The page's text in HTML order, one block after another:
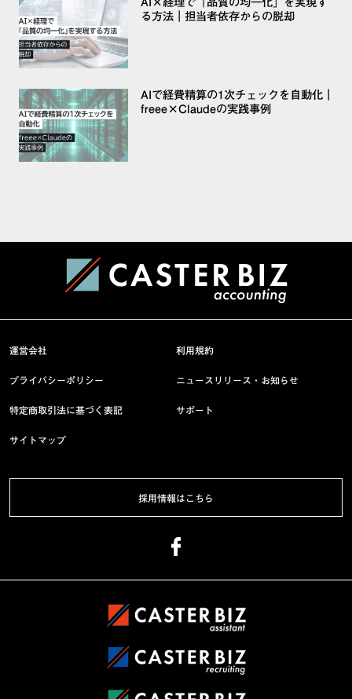
る方法｜担当者依存からの脱却
AIで経費精算の1次チェックを自動化｜
freee×Claudeの実践事例
運営会社 利用規約
プライバシーポリシー ニュースリリース・お知らせ
特定商取引法に基づく表記 サポート
サイトマップ
採用情報はこちら